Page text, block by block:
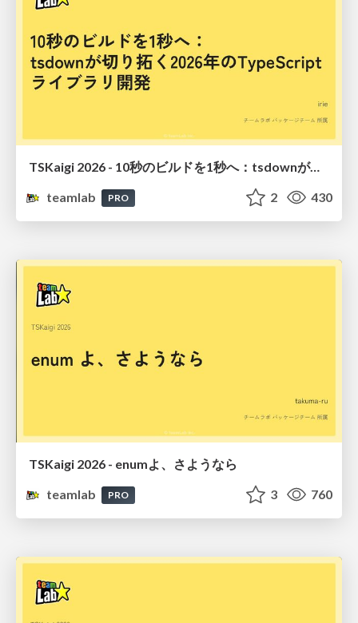
TSKaigi 2026 - 10秒のビルドを1秒へ：tsdownが切り拓く2026年のTypeScriptライブラリ開発
teamlab
PRO 2 430
TSKaigi 2026 - enumよ、さようなら
teamlab
PRO 3 760